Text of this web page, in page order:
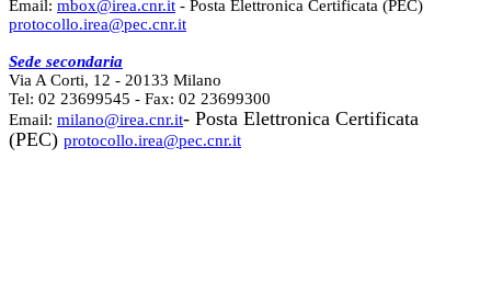
Email: mbox@irea.cnr.it - Posta Elettronica Certificata (PEC)
protocollo.irea@pec.cnr.it
Sede secondaria
Via A Corti, 12 - 20133 Milano
Tel: 02 23699545 - Fax: 02 23699300
Email: milano@irea.cnr.it- Posta Elettronica Certificata
(PEC) protocollo.irea@pec.cnr.it